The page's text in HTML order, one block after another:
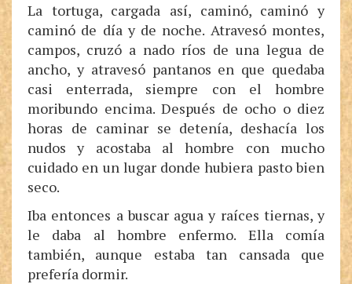
La tortuga, cargada así, caminó, caminó y
caminó de día y de noche. Atravesó montes,
campos, cruzó a nado ríos de una legua de
ancho, y atravesó pantanos en que quedaba
casi enterrada, siempre con el hombre
moribundo encima. Después de ocho o diez
horas de caminar se detenía, deshacía los
nudos y acostaba al hombre con mucho
cuidado en un lugar donde hubiera pasto bien
seco.
Iba entonces a buscar agua y raíces tiernas, y
le daba al hombre enfermo. Ella comía
también, aunque estaba tan cansada que
prefería dormir.